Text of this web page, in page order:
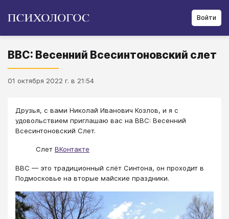
Войти
ВВС: Весенний Всесинтоновский слет
01 октября 2022 г. в 21:54
Друзья, с вами Николай Иванович Козлов, и я с
удовольствием приглашаю вас на ВВС: Весенний
Всесинтоновский Слет.
Слет ВКонтакте
ВВС — это традиционный слёт Синтона, он проходит в
Подмосковье на вторые майские праздники.